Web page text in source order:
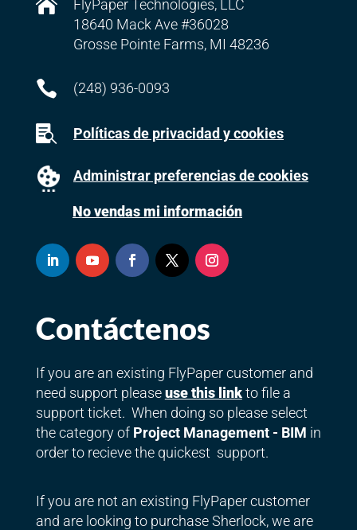

FlyPaper Technologies, LLC
18640 Mack Ave #36028
Grosse Pointe Farms, MI 48236
 (248) 936-0093
 Políticas de privacidad y cookies
Administrar preferencias de cookies
No vendas mi información
Contáctenos
If you are an existing FlyPaper customer and
need support pleaseuse this linkto file a
support ticket. When doing so please select
the category of Project Management - BIM in
order to recieve the quickest support.
If you are not an existing FlyPaper customer
and are looking to purchase Sherlock, we are